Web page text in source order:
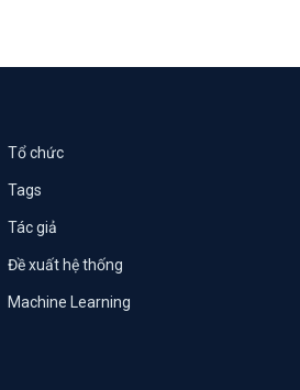
Tổ chức
Tags
Tác giả
Đề xuất hệ thống
Machine Learning